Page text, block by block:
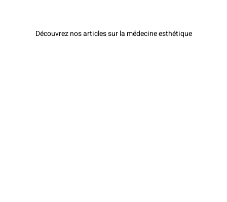
Découvrez nos articles sur la médecine esthétique